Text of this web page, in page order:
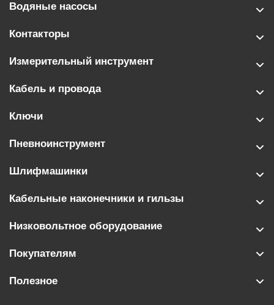
Водяные насосы
Контакторы
Измерительный инструмент
Кабель и провода
Ключи
Пневноинструмент
Шлифмашинки
Кабельные наконечники и гильзы
Низковольтное оборудование
Покупателям
Полезное